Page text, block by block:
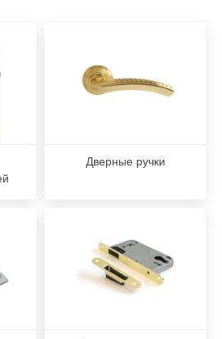
Дверные ручки